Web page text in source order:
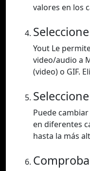
valores en los
Yout Le
video/audio a
(video) o GIF.
Puede
en diferentes
hasta la más